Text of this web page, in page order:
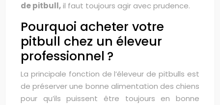
de pitbull,il faut toujours agir avec prudence.
Pourquoi acheter votre
pitbull chez un éleveur
professionnel ?
La principale fonction de l’éleveur de pitbulls est
de préserver une bonne alimentation des chiens
pour qu’ils puissent être toujours en bonne